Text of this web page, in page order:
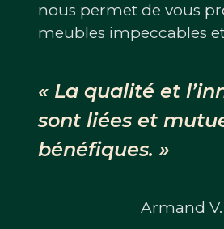
nous permet de vous
meubles impeccables
« La qualité et
sont liées et
bénéfiques. »
Armand V.